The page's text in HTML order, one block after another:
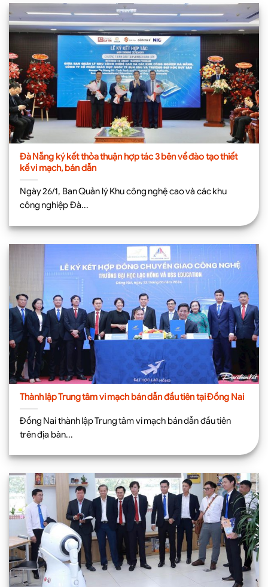
Đà Nẵng ký kết thỏa thuận hợp tác 3 bên về đào tạo thiết
kế vi mạch, bán dẫn
Ngày 26/1, Ban Quản lý Khu công nghệ cao và các khu
công nghiệp Đà...
Thành lập Trung tâm vi mạch bán dẫn đầu tiên tại Đồng Nai
Đồng Nai thành lập Trung tâm vi mạch bán dẫn đầu tiên
trên địa bàn...